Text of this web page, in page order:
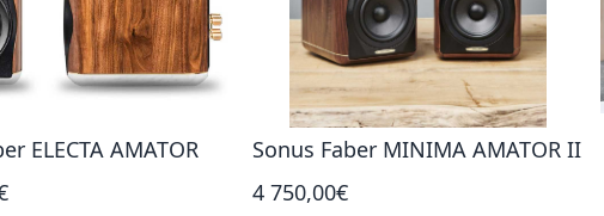
ELECTA AMATOR
Sonus Faber MINIMA AMATOR II
4 750,00€